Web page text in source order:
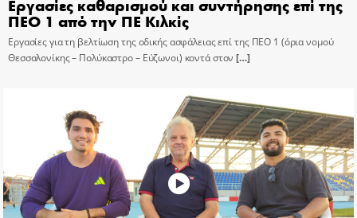
ΠΕΟ 1 από την ΠΕ Κιλκίς
Εργασίες για τη βελτίωση της οδικής ασφάλειας επί της ΠΕΟ 1 (όρια νομού
Θεσσαλονίκης – Πολύκαστρο – Εύζωνοι) κοντά στον […]